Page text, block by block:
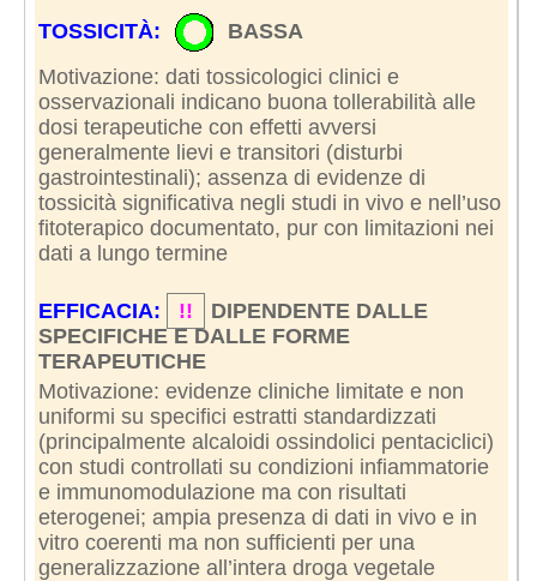
TOSSICITÀ:
BASSA
Motivazione: dati tossicologici clinici e
osservazionali indicano buona tollerabilità alle
dosi terapeutiche con effetti avversi
generalmente lievi e transitori (disturbi
gastrointestinali); assenza di evidenze di
tossicità significativa negli studi in vivo e nell’uso
fitoterapico documentato, pur con limitazioni nei
dati a lungo termine
EFFICACIA: !!
DIPENDENTE DALLE
SPECIFICHE E DALLE FORME
TERAPEUTICHE
Motivazione: evidenze cliniche limitate e non
uniformi su specifici estratti standardizzati
(principalmente alcaloidi ossindolici pentaciclici)
con studi controllati su condizioni infiammatorie
e immunomodulazione ma con risultati
eterogenei; ampia presenza di dati in vivo e in
vitro coerenti ma non sufficienti per una
generalizzazione all’intera droga vegetale